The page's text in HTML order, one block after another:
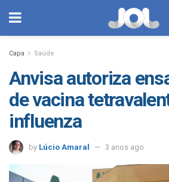
Capa Saúde
Anvisa autoriza
de vacina
influenza
by Lúcio Amaral 3 anos ago